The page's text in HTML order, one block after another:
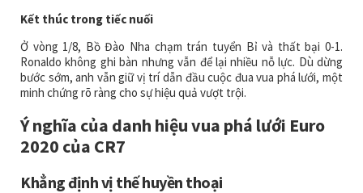
Kết thúc trong tiếc nuối
Ở vòng 1/8, Bồ Đào Nha chạm trán tuyển Bỉ và thất bại 0-1.
Ronaldo không ghi bàn nhưng vẫn để lại nhiều nỗ lực. Dù dừng
bước sớm, anh vẫn giữ vị trí dẫn đầu cuộc đua vua phá lưới, một
minh chứng rõ ràng cho sự hiệu quả vượt trội.
Ý nghĩa của danh hiệu vua phá lưới Euro
2020 của CR7
Khẳng định vị thế huyền thoại